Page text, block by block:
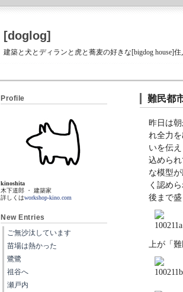
[doglog]
建築と犬とディランと虎と蕎麦の好きな[bigdog house]
難民都
昨日は
れ全力
いを伝
込めら
な模型
く認め
後まで
上が「
Profile
kinoshita
木下道郎 ・ 建築家
詳しくはworkshop-kino.com
New Entries
ご無沙汰しています
苗場は熱かった
鷺鷺
祖谷へ
瀬戸内